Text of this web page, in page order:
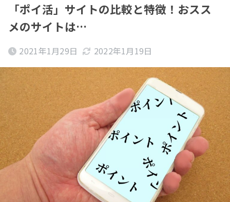
「ポイ活」サイトの比較と特徴！おスス
メのサイトは…
2021年1月29日 2022年1月19日